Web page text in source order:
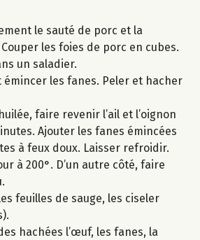
le sauté de porc et la
les foies de porc en cubes.
un saladier.
émincer les fanes. Peler et hacher
faire revenir l’ail et l’oignon
Ajouter les fanes émincées
à feux doux. Laisser refroidir.
à 200°. D’un autre côté, faire
feuilles de sauge, les ciseler
hachées l’œuf, les fanes, la